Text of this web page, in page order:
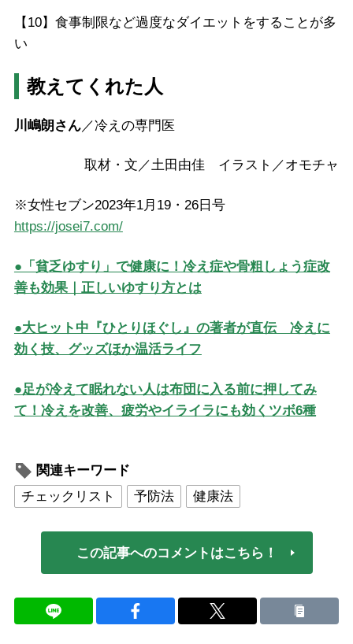
【10】 食事制限など過度なダイエットをすることが多
い
教えてくれた人
川嶋朗さん／冷えの専門医
取材・文／土田由佳 イラスト／オモチャ
※女性セブン2023年1月 19・ 26日号
https://josei7.com/
●「貧乏ゆすり」で健康に！冷え症や骨粗しょう症改
善も効果｜正しいゆすり方とは
●大ヒット中『ひとりほぐし』の著者が直伝 冷えに
効く技、グッズほか温活ライフ
●足が冷えて眠れない人は布団に入る前に押してみ
て！冷えを改善、疲労やイライラにも効くツボ6種
関連キーワード
チェックリスト
予防法 健康法
この記事へのコメントはこちら！